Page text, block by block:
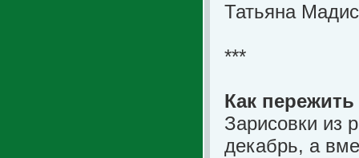
Татьяна
***
Как
Зарисовки из
декабрь, а